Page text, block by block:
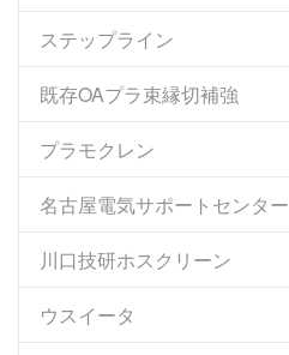
ステップライン
既存OAプラ束縁切補強
プラモクレン
名古屋電気サポートセンター
川口技研ホスクリーン
ウスイータ